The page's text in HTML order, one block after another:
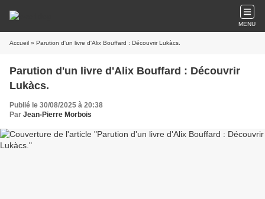
MENU
Accueil » Parution d'un livre d'Alix Bouffard : Découvrir Lukàcs.
Parution d'un livre d'Alix Bouffard : Découvrir
Lukàcs.
Publié le 30/08/2025 à 20:38
Par Jean-Pierre Morbois